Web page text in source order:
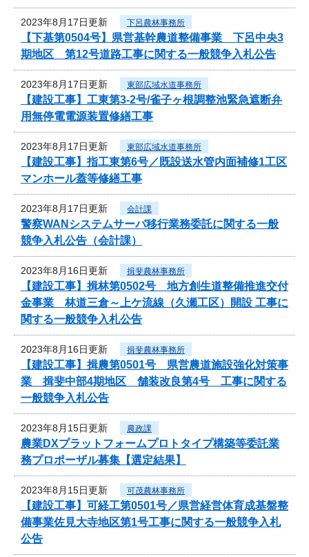
2023年8月17日更新 下呂農林事務所
【下基第0504号】県営基幹農道整備事業 下呂中央3
期地区 第12号道路工事に関する一般競争入札公告
2023年8月17日更新 東部広域水道事務所
【建設工事】工東第3-2号/雀子ヶ根調整池緊急遮断弁
用無停電電源装置修繕工事
2023年8月17日更新 東部広域水道事務所
【建設工事】指工東第6号／既設送水管内面補修1工区
マンホール蓋等修繕工事
2023年8月17日更新 会計課
警察WANシステムサーバ移行業務委託に関する一般
競争入札公告（会計課）
2023年8月16日更新 揖斐農林事務所
【建設工事】揖林第0502号 地方創生道整備推進交付
金事業 林道三倉～上ケ流線（久瀬工区）開設 工事に
関する一般競争入札公告
2023年8月16日更新 揖斐農林事務所
【建設工事】揖農第0501号 県営農道施設強化対策事
業 揖斐中部4期地区 舗装改良第4号 工事に関する
一般競争入札公告
2023年8月15日更新 農政課
農業DXプラットフォームプロトタイプ構築等委託業
務プロポーザル募集【選定結果】
2023年8月15日更新 可茂農林事務所
【建設工事】可経工第0501号／県営経営体育成基盤整
備事業佐見大寺地区第1号工事に関する一般競争入札
公告